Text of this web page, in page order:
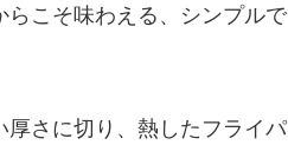
らこそ味わえる、シンプルで
さに切り、熱したフライパ